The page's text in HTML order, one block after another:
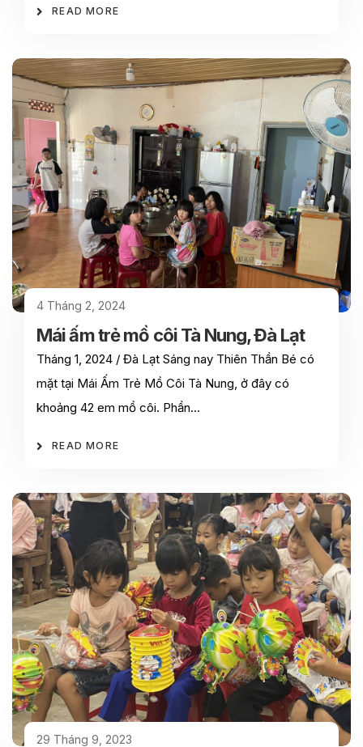
READ MORE
4 Tháng 2, 2024
Mái ấm trẻ mồ côi Tà Nung, Đà Lạt
Tháng 1, 2024 / Đà Lạt Sáng nay Thiên Thần Bé có
mặt tại Mái Ấm Trẻ Mồ Côi Tà Nung, ở đây có
khoảng 42 em mồ côi. Phần…
READ MORE
29 Tháng 9, 2023